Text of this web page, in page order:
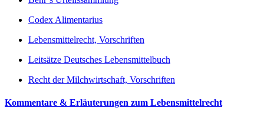
Codex Alimentarius
Lebensmittelrecht, Vorschriften
Leitsätze Deutsches Lebensmittelbuch
Recht der Milchwirtschaft, Vorschriften
Kommentare & Erläuterungen zum Lebensmittelrecht